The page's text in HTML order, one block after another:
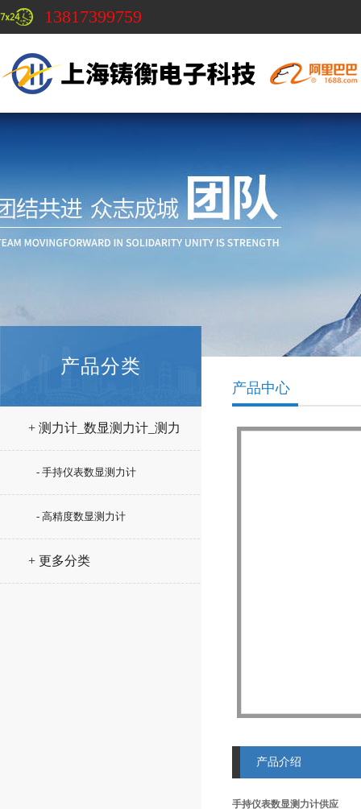
13817399759
产品分类
+ 测力计_数显测力计_测力
- 手持仪表数显测力计
- 高精度数显测力计
+ 更多分类
产品中心
产品介绍
手持仪表数显测力计供应